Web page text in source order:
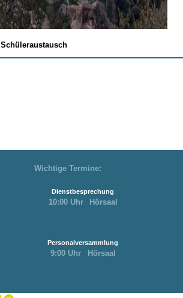
Schüleraustausch
Wichtige Termine:
Dienstbesprechung
10:00 Uhr Hörsaal
Personalversammlung
9:00 Uhr Hörsaal